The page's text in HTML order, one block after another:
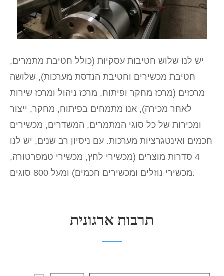
יש לנו שלוש חטיבות עסקיות (כולל חטיבת מתמרים,
חטיבת מכשירים וחטיבת הנדסת מערכות), שלושה
מרכזים (מרכז מחקר ופיתוח, מרכז ניהול ומרכז שירות
לאחר מכירה), אנו מתמחים בפיתוח, מחקר, ייצור
ומכירות של כל סוגי המתמרים, המשדרים, מכשירים
חכמים ואינטגרציות מערכות. עם ניסיון רב שנים, יש לנו
4 סדרות מוצרים (מכשירי לחץ, מכשירי טמפרטורה,
מכשירי נוזלים ומכשירים חכמים) ומעל 800 סוגים.
תרבות ארגונית